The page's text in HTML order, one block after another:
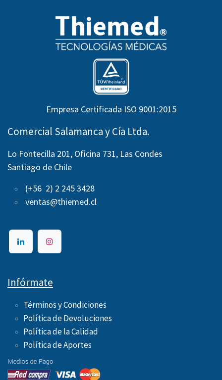
Empresa Certificada ISO 9001:2015
Comercial Salamanca y Cía Ltda.
Lo Fontecilla 201, Oficina 731, Las Condes
Santiago de Chile
(+56 2) 2 245 3428
ventas@thiemed.cl
Infórmate
Términos y Condiciones
Política de Devoluciones
Política de la Calidad
Política de Aportes ​